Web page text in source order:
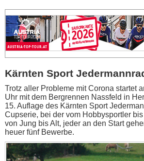
Kärnten Sport
Trotz aller Probleme mit Corona startet
Uhr mit dem Bergrennen Nassfeld in
15. Auflage des Kärnten Sport
Cupserie, bei der vom Hobbysportler
von Jung bis Alt, jeder an den Start
heuer fünf Bewerbe.